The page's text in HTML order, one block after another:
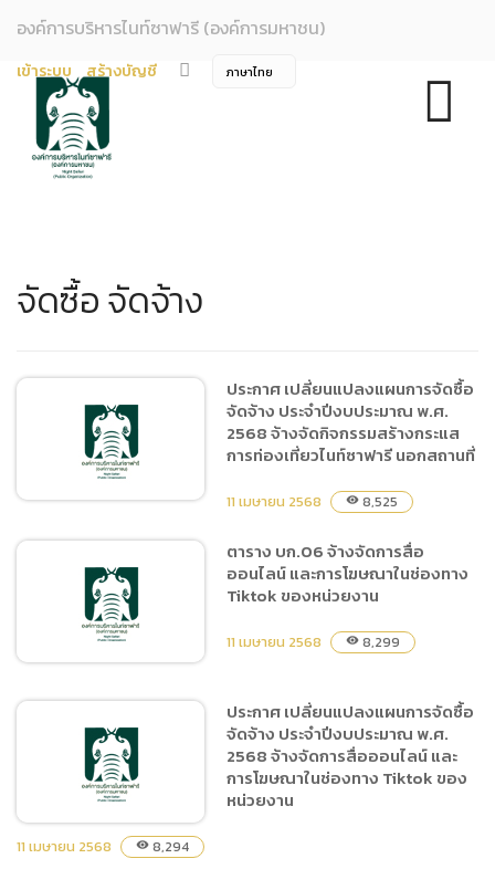
องค์การบริหารไนท์ซาฟารี (องค์การมหาชน)
เข้าระบบ สร้างบัญชี
จัดซื้อ จัดจ้าง
ประกาศ เปลี่ยนแปลงแผนการ
จัดซื้อจัดจ้าง ประจำ
ปีงบประมาณ พ.ศ. 2568 จ้าง
จัดกิจกรรมสร้างกระแสการ
สถานที่
ประกาศ เปลี่ยนแปลงแผนการจัดซื้อ
จัดจ้าง ประจำปีงบประมาณ พ.ศ.
2568 จ้างจัดกิจกรรมสร้างกระแส
การท่องเที่ยวไนท์ซาฟารี นอกสถานที่
11 เมษายน 2568 visibility 8,525
ตาราง บก.06 จ้างจัดการสื่อ
ออนไลน์ และการโฆษณาใน
ช่องทาง Tiktok ของหน่วย
งาน
ตาราง บก.06 จ้างจัดการสื่อ
ออนไลน์ และการโฆษณาในช่องทาง
Tiktok ของหน่วยงาน
11 เมษายน 2568 visibility 8,299
ประกาศ เปลี่ยนแปลงแผนการจัดซื้อ
จัดจ้าง ประจำปีงบประมาณ พ.ศ.
2568 จ้างจัดการสื่อออนไลน์ และ
การโฆษณาในช่องทาง Tiktok ของ
หน่วยงาน
11 เมษายน 2568 visibility 8,294